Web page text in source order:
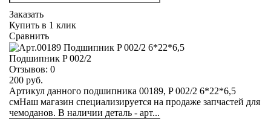
Заказать
Купить в 1 клик
Сравнить
Подшипник P 002/2
Отзывов: 0
200 руб.
Артикул данного подшипника 00189, P 002/2 6*22*6,5
смНаш магазин специализируется на продаже запчастей для
чемоданов. В наличии деталь - арт...